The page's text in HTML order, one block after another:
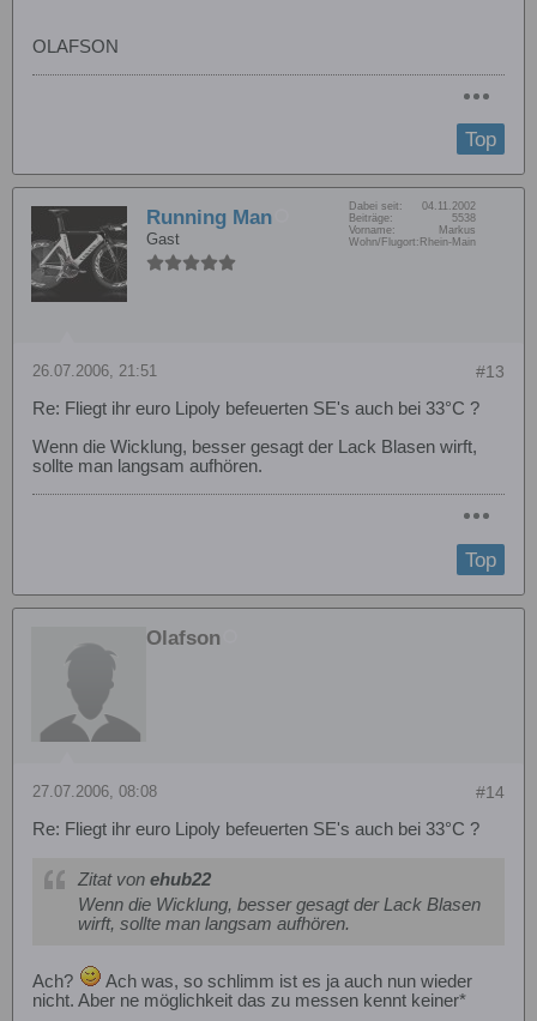
OLAFSON
Top
Running Man
Gast
Dabei seit:
04.11.2002
Beiträge:
5538
Vorname:
Markus
Wohn/Flugort: Rhein-Main
#13
26.07.2006, 21:51
Re: Fliegt ihr euro Lipoly befeuerten SE's auch bei 33°C ?
Wenn die Wicklung, besser gesagt der Lack Blasen wirft,
sollte man langsam aufhören.
Top
Olafson
#14
27.07.2006, 08:08
Re: Fliegt ihr euro Lipoly befeuerten SE's auch bei 33°C ?
Zitat von ehub22
Wenn die Wicklung, besser gesagt der Lack Blasen
wirft, sollte man langsam aufhören.
Ach?
Ach was, so schlimm ist es ja auch nun wieder
nicht. Aber ne möglichkeit das zu messen kennt keiner*